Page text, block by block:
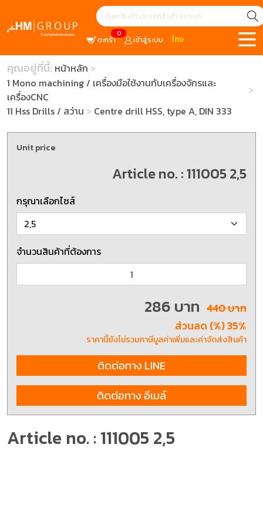
0
ตะกร้า เข้าสู่ระบบ ไทย
คุณอยู่ที่นี้: หน้าหลัก
1 Mono machining / เครื่องมือใช้งานกับเครื่องจักรและ
เครื่องCNC
11 Hss Drills / สว่าน
Centre drill HSS, type A, DIN 333
Article no. : 111005 2,5
Unit price
Article no. : 111005 2,5
กรุณาเลือกไซส์
จำนวนสินค้าที่ต้องการ
286 บาท 440 บาท
ส่วนลด (%) 35%
ราคานี้ยังไม่รวมภาษีมูลค่าเพิ่มและค่าจัดส่งสินค้า
ติดต่อทาง LINE
ติดต่อทาง อีเมล์